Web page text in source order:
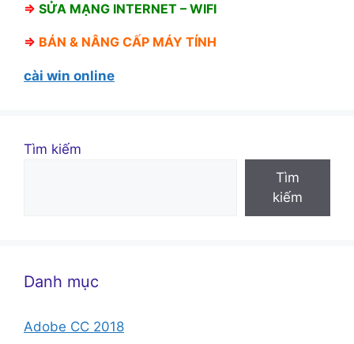
⇒ SỬA MẠNG INTERNET – WIFI
⇒ BÁN & NÂNG CẤP MÁY TÍNH
cài win online
Tìm kiếm
Tìm
kiếm
Danh mục
Adobe CC 2018